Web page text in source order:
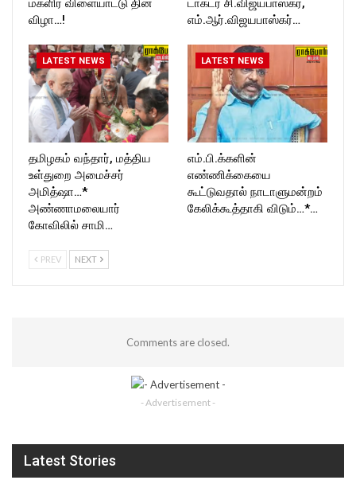
விழா…!
எம்.ஆர்.விஜயபாஸ்கர்…
LATEST NEWS
தமிழகம் வந்தார், மத்திய
உள்துறை அமைச்சர்
அமித்ஷா…*
அண்ணாமலையார்
கோவிலில் சாமி…
LATEST NEWS
எம்.பி.க்களின்
எண்ணிக்கையை
கூட்டுவதால் நாடாளுமன்றம்
கேலிக்கூத்தாகி விடும்…*…
PREV NEXT
Comments are closed.
- Advertisement -
Latest Stories